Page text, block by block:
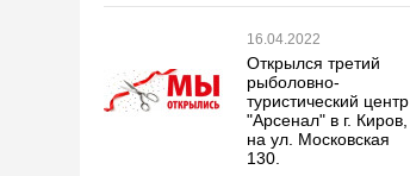
16.04.2022
Открылся третий
рыболовно-
туристический центр
"Арсенал" в г. Киров,
на ул. Московская
130.